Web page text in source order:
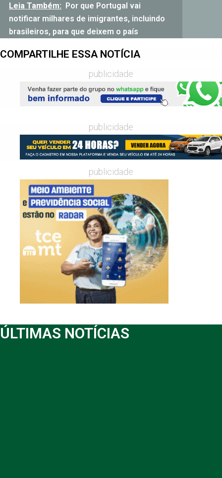
Leia Também: Por que Portugal vai
notificar milhares de imigrantes, incluindo
brasileiros, para que deixem o país
COMPARTILHE ESSA NOTÍCIA
publicidade
publicidade
publicidade
ÚLTIMAS NOTÍCIAS